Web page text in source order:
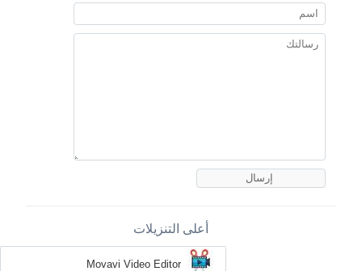
أعلى التنزيلات
Movavi Video Editor